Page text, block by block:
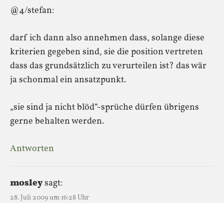
@4/stefan:
darf ich dann also annehmen dass, solange diese
kriterien gegeben sind, sie die position vertreten
dass das grundsätzlich zu verurteilen ist? das wär
ja schonmal ein ansatzpunkt.
„sie sind ja nicht blöd“-sprüche dürfen übrigens
gerne behalten werden.
Antworten
mosleysagt:
28. Juli 2009 um 16:28 Uhr